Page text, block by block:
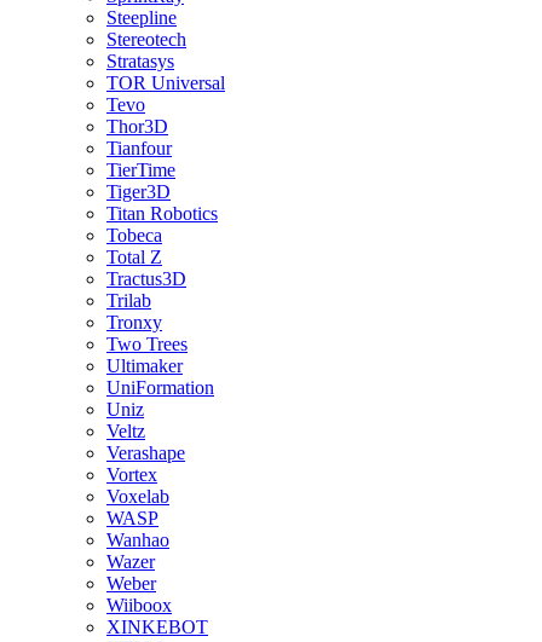
Steepline
Stereotech
Stratasys
TOR Universal
Tevo
Thor3D
Tianfour
TierTime
Tiger3D
Titan Robotics
Tobeca
Total Z
Tractus3D
Trilab
Tronxy
Two Trees
Ultimaker
UniFormation
Uniz
Veltz
Verashape
Vortex
Voxelab
WASP
Wanhao
Wazer
Weber
Wiiboox
XINKEBOT